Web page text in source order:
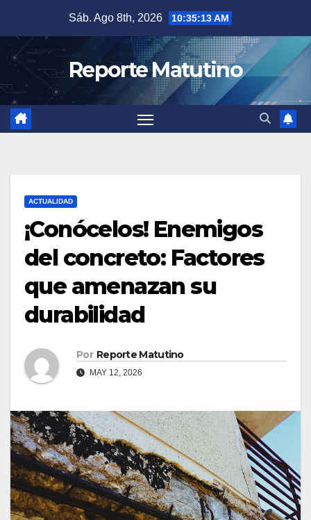
contenido
Sáb. Ago 8th, 2026 10:35:14 AM
Reporte Matutino
ACTUALIDAD
¡Conócelos! Enemigos
del concreto: Factores
que amenazan su
durabilidad
Por Reporte Matutino
MAY 12, 2026